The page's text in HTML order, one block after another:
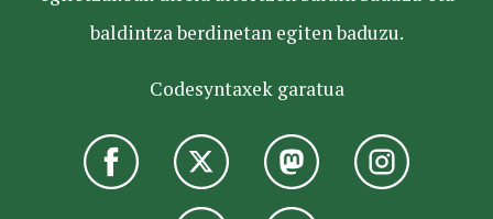
baldintza berdinetan egiten baduzu.
Codesyntaxek garatua